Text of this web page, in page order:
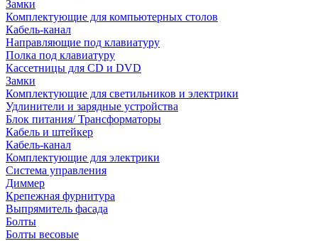
Замки
Комплектующие для компьютерных столов
Кабель-канал
Направляющие под клавиатуру
Полка под клавиатуру
Кассетницы для CD и DVD
Замки
Комплектующие для светильников и электрики
Удлинители и зарядные устройства
Блок питания/ Трансформаторы
Кабель и штейкер
Кабель-канал
Комплектующие для электрики
Система управления
Диммер
Крепежная фурнитура
Выпрямитель фасада
Болты
Болты весовые